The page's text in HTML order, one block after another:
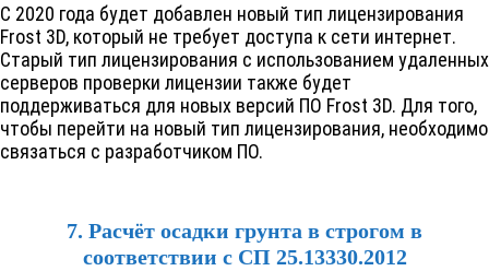
C 2020 года будет добавлен новый тип лицензирования
Frost 3D, который не требует доступа к сети интернет.
Старый тип лицензирования с использованием удаленных
серверов проверки лицензии также будет
поддерживаться для новых версий ПО Frost 3D. Для того,
чтобы перейти на новый тип лицензирования, необходимо
связаться с разработчиком ПО.
7. Расчёт осадки грунта в строгом в
соответствии с СП 25.13330.2012